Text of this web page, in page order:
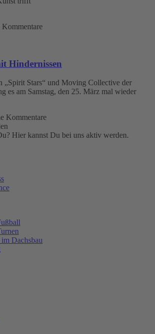
Kommentare
Hindernissen
„Spirit Stars“ und Moving Collective der
es am Samstag, den 25. März mal wieder
Kommentare
Hier kannst Du bei uns aktiv werden.
Dachsbau